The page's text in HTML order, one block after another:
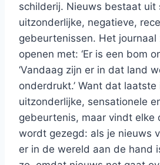
schilderij. Nieuws bestaat uit
uitzonderlijke, negatieve,
gebeurtenissen. Het journaal
openen met: ‘Er is een bom
‘Vandaag zijn er in dat land
onderdrukt.’ Want dat laatste
uitzonderlijke, sensationele
gebeurtenis, maar vindt elke
wordt gezegd: als je nieuws
er in de wereld aan de hand